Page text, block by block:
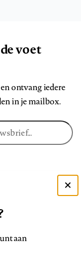
voet
ontvang iedere
in je mailbox.
aan